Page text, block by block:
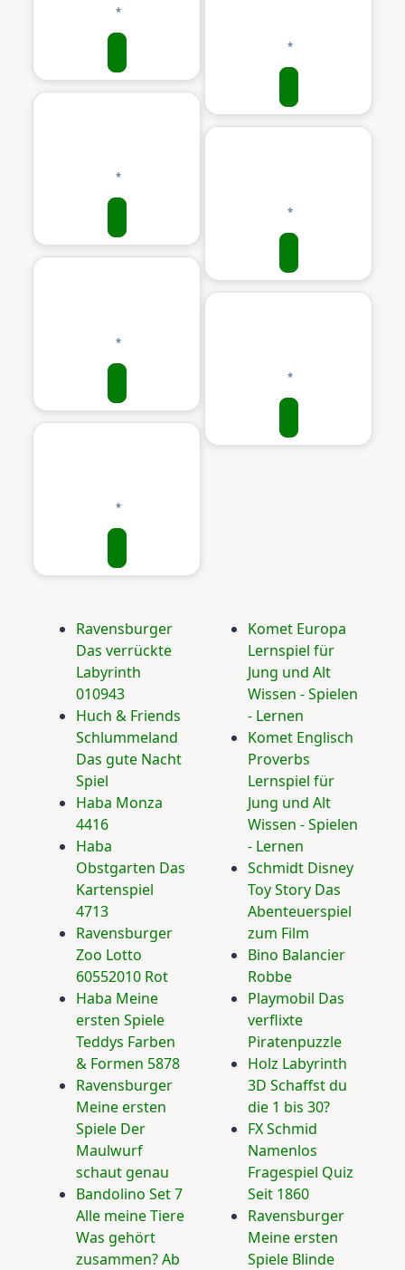
Ravensburger
Das verrückte
Labyrinth
010943
Huch & Friends
Schlummeland
Das gute Nacht
Spiel
Haba Monza
4416
Haba
Obstgarten Das
Kartenspiel
4713
Ravensburger
Zoo Lotto
60552010 Rot
Haba Meine
ersten Spiele
Teddys Farben
& Formen 5878
Ravensburger
Meine ersten
Spiele Der
Maulwurf
schaut genau
Bandolino Set 7
Alle meine Tiere
Was gehört
zusammen? Ab
Komet Europa
Lernspiel für
Jung und Alt
Wissen - Spielen
- Lernen
Komet Englisch
Proverbs
Lernspiel für
Jung und Alt
Wissen - Spielen
- Lernen
Schmidt Disney
Toy Story Das
Abenteuerspiel
zum Film
Bino Balancier
Robbe
Playmobil Das
verflixte
Piratenpuzzle
Holz Labyrinth
3D Schaffst du
die 1 bis 30?
FX Schmid
Namenlos
Fragespiel Quiz
Seit 1860
Ravensburger
Meine ersten
Spiele Blinde